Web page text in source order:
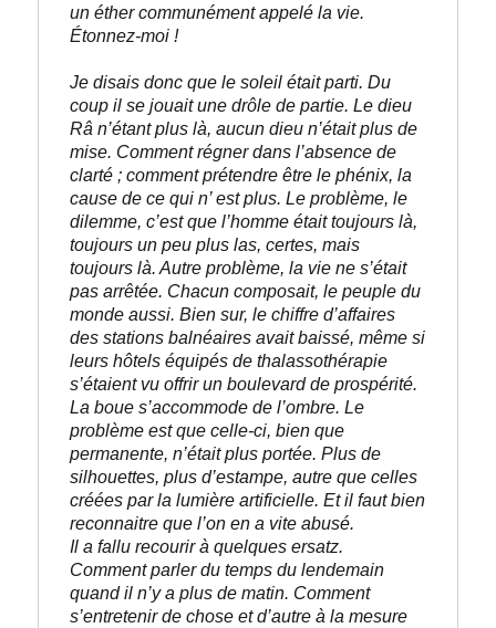
un éther communément appelé la vie.
Étonnez-moi !
Je disais donc que le soleil était parti. Du
coup il se jouait une drôle de partie. Le dieu
Râ n’étant plus là, aucun dieu n’était plus de
mise. Comment régner dans l’absence de
clarté ; comment prétendre être le phénix, la
cause de ce qui n’ est plus. Le problème, le
dilemme, c’est que l’homme était toujours là,
toujours un peu plus las, certes, mais
toujours là. Autre problème, la vie ne s’était
pas arrêtée. Chacun composait, le peuple du
monde aussi. Bien sur, le chiffre d’affaires
des stations balnéaires avait baissé, même si
leurs hôtels équipés de thalassothérapie
s’étaient vu offrir un boulevard de prospérité.
La boue s’accommode de l’ombre. Le
problème est que celle-ci, bien que
permanente, n’était plus portée. Plus de
silhouettes, plus d’estampe, autre que celles
créées par la lumière artificielle. Et il faut bien
reconnaitre que l’on en a vite abusé.
Il a fallu recourir à quelques ersatz.
Comment parler du temps du lendemain
quand il n’y a plus de matin. Comment
s’entretenir de chose et d’autre à la mesure